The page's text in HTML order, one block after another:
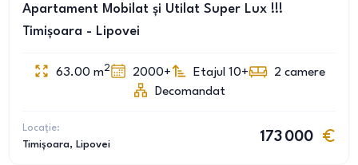
Apartament Mobilat și Utilat Super Lux !!!
Timișoara - Lipovei
63.00 m2 2000+ Etajul 10+ 2 camere
Decomandat
Locație:
Timișoara, Lipovei
173 000